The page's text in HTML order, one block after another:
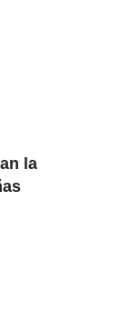
la